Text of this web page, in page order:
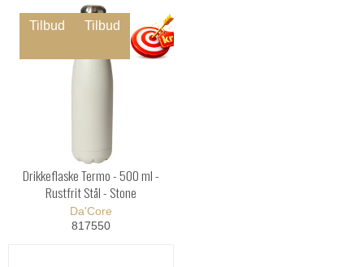
Tilbud Tilbud
Drikkeflaske Termo - 500 ml -
Rustfrit Stål - Stone
Da'Core
817550